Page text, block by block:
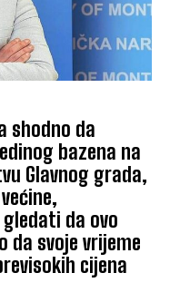
shodno da
bazena na
Glavnog grada,
da ovo
da svoje vrijeme
cijena